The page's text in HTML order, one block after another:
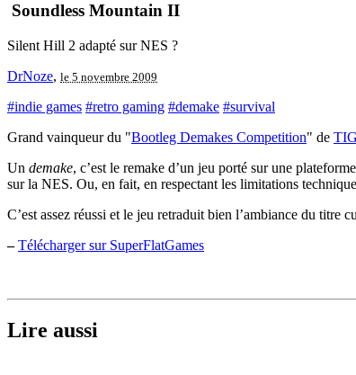
Soundless Mountain II
Silent Hill 2 adapté sur NES ?
DrNoze, le 5 novembre 2009
#indie games #retro gaming #demake #survival
Grand vainqueur du "Bootleg Demakes Competition" de
Un demake, c’est le remake d’un jeu porté sur une
sur la NES. Ou, en fait, en respectant les limitations
C’est assez réussi et le jeu retraduit bien l’ambiance du
– Télécharger sur SuperFlatGames
Lire aussi